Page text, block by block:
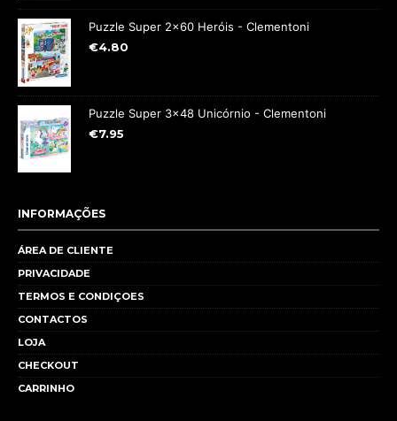
Puzzle Super 2x60 Heróis - Clementoni
€4.80
Puzzle Super 3x48 Unicórnio - Clementoni
€7.95
INFORMAÇÕES
ÁREA DE CLIENTE
PRIVACIDADE
TERMOS E CONDIÇOES
CONTACTOS
LOJA
CHECKOUT
CARRINHO